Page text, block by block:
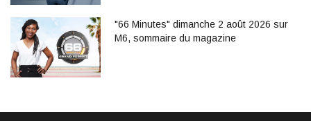
"66 Minutes" dimanche 2 août 2026 sur
M6, sommaire du magazine